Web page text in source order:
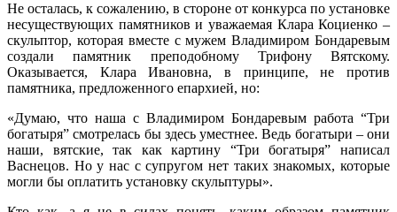
Не осталась, к сожалению, в стороне от конкурса по установке
несуществующих памятников и уважаемая Клара Коциенко –
скульптор, которая вместе с мужем Владимиром Бондаревым
создали памятник преподобному Трифону Вятскому.
Оказывается, Клара Ивановна, в принципе, не против
памятника, предложенного епархией, но:
«Думаю, что наша с Владимиром Бондаревым работа “Три
богатыря” смотрелась бы здесь уместнее. Ведь богатыри – они
наши, вятские, так как картину “Три богатыря” написал
Васнецов. Но у нас с супругом нет таких знакомых, которые
могли бы оплатить установку скульптуры».